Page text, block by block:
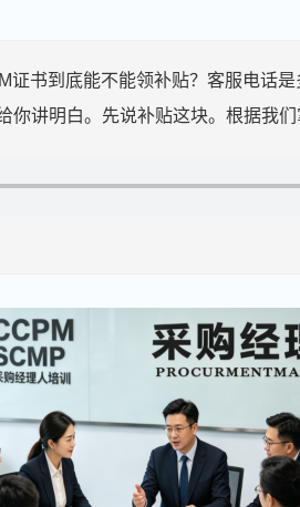
证书到底能不能领补贴？客服电话
你讲明白。先说补贴这块。根据我们